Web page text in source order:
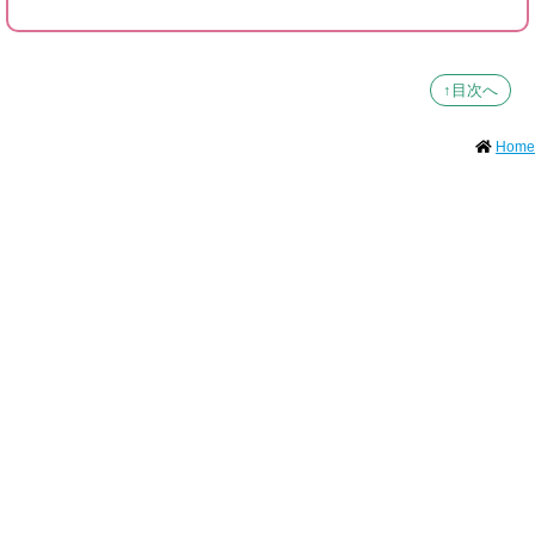
↑目次へ
Home